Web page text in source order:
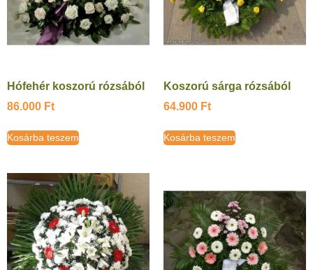
Hófehér koszorú rózsából
86.000 Ft
Kosárba teszem
Koszorú sárga rózsából
64.900 Ft
Kosárba teszem